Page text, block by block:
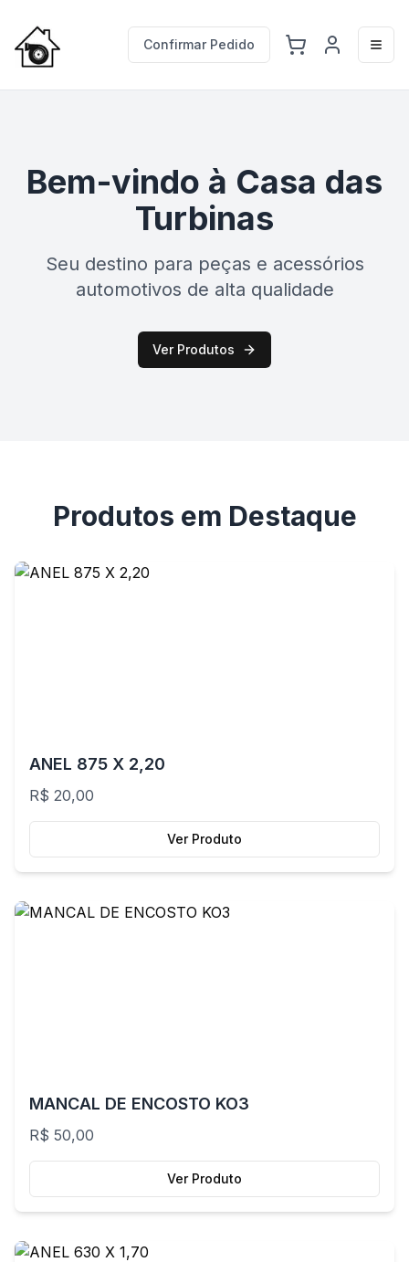
Confirmar Pedido
Bem-vindo à Casa das
Turbinas
Seu destino para peças e acessórios
automotivos de alta qualidade
Ver Produtos
Produtos em Destaque
ANEL 875 X 2,20
R$ 20,00
Ver Produto
MANCAL DE ENCOSTO KO3
R$ 50,00
Ver Produto